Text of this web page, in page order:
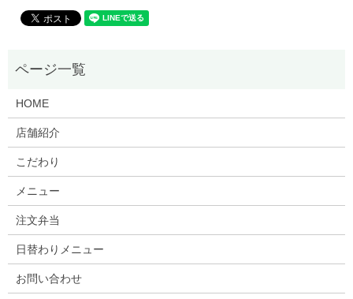
HOME
店舗紹介
こだわり
メニュー
注文弁当
日替わりメニュー
お問い合わせ